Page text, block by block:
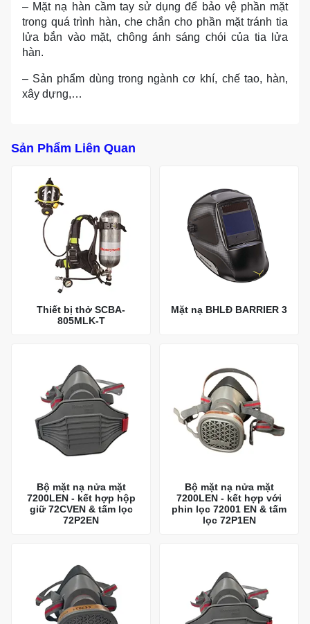
– Mặt nạ hàn cầm tay sử dụng để bảo vệ phần mặt
trong quá trình hàn, che chắn cho phần mặt tránh tia
lửa bắn vào mặt, chông ánh sáng chói của tia lửa
hàn.
– Sản phẩm dùng trong ngành cơ khí, chế tao, hàn,
xây dựng,…
Sản Phẩm Liên Quan
Thiết bị thở SCBA-
805MLK-T
Mặt nạ BHLĐ BARRIER 3
Bộ mặt nạ nửa mặt
7200LEN - kết hợp hộp
giữ 72CVEN & tấm lọc
72P2EN
Bộ mặt nạ nửa mặt
7200LEN - kết hợp với
phin lọc 72001 EN & tấm
lọc 72P1EN